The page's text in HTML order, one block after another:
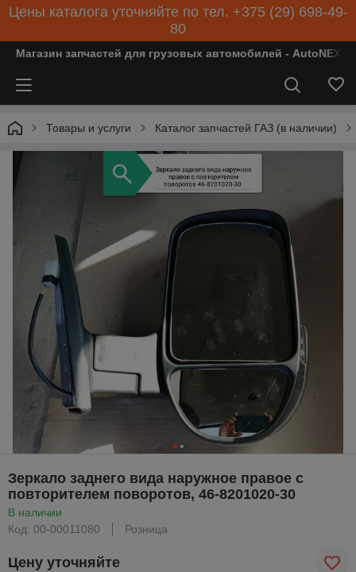
Цены каталога уточняйте по тел. +375 (29) 698-49-
80
Магазин запчастей для грузовых автомобилей - AutoNEXT
Товары и услуги Каталог запчастей ГАЗ (в наличии)
Зеркало заднего вида наружное правое с
повторителем поворотов, 46-8201020-30
В наличии
Код: 00-00011080
Розница
Цену уточняйте